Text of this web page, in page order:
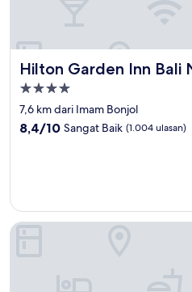
Hilton Garden Inn Bali
Hilton Garden Inn Bali
Properti
bintang
4.0
7,6 km dari Imam Bonjol
8.4
ulasan)
8,4/10 Sangat Baik (1.004 ulasan)
Padma Resort Legian